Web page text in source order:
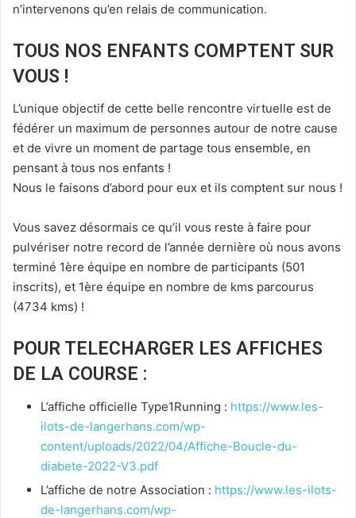
n’intervenons qu’en relais de communication.
TOUS NOS ENFANTS COMPTENT SUR
VOUS !
L’unique objectif de cette belle rencontre virtuelle est de
fédérer un maximum de personnes autour de notre cause
et de vivre un moment de partage tous ensemble, en
pensant à tous nos enfants !
Nous le faisons d’abord pour eux et ils comptent sur nous !
Vous savez désormais ce qu’il vous reste à faire pour
pulvériser notre record de l’année dernière où nous avons
terminé 1ère équipe en nombre de participants (501
inscrits), et 1ère équipe en nombre de kms parcourus
(4734 kms) !
POUR TELECHARGER LES AFFICHES
DE LA COURSE :
L’affiche officielle Type1Running : https://www.les-
ilots-de-langerhans.com/wp-
content/uploads/2022/04/Affiche-Boucle-du-
diabete-2022-V3.pdf
L’affiche de notre Association : https://www.les-ilots-
de-langerhans.com/wp-